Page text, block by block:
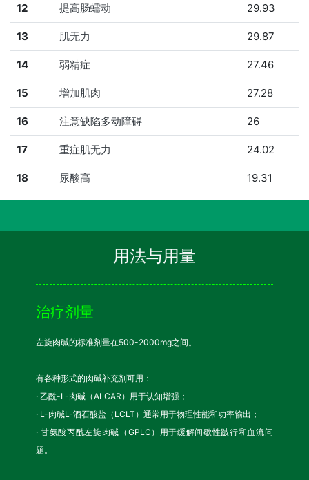
12 提高肠蠕动 29.93
13 肌无力 29.87
14 弱精症 27.46
15 增加肌肉 27.28
16 注意缺陷多动障碍 26
17 重症肌无力 24.02
18 尿酸高 19.31
用法与用量
治疗剂量
左旋肉碱的标准剂量在500-2000mg之间。
有各种形式的肉碱补充剂可用：
· 乙酰-L-肉碱（ALCAR）用于认知增强；
· L-肉碱L-酒石酸盐（LCLT）通常用于物理性能和功率输出；
· 甘氨酸丙酰左旋肉碱（GPLC）用于缓解间歇性跛行和血流问
题。